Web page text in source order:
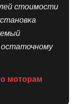
стоимости
моторам